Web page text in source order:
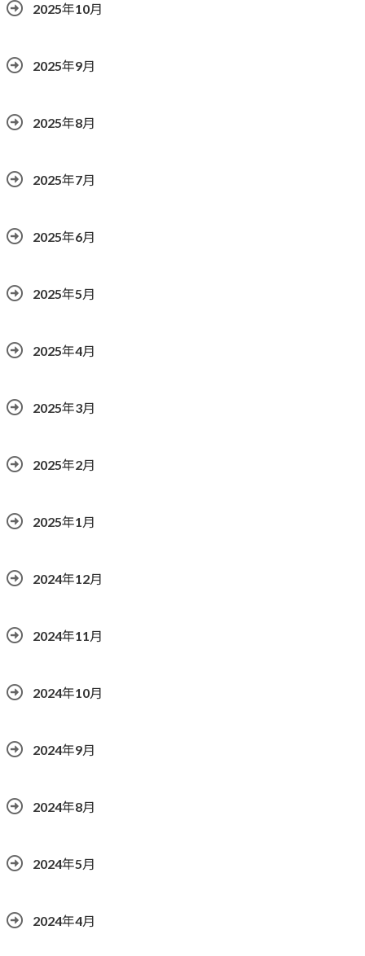
2025年10月
2025年9月
2025年8月
2025年7月
2025年6月
2025年5月
2025年4月
2025年3月
2025年2月
2025年1月
2024年12月
2024年11月
2024年10月
2024年9月
2024年8月
2024年5月
2024年4月